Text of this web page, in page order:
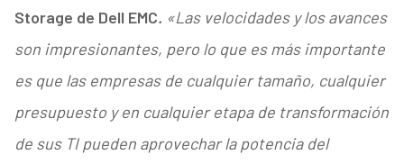
Storage de Dell EMC. «Las velocidades y los avances
son impresionantes, pero lo que es más importante
es que las empresas de cualquier tamaño, cualquier
presupuesto y en cualquier etapa de transformación
de sus TI pueden aprovechar la potencia del